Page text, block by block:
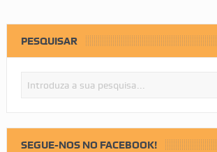
PESQUISAR
SEGUE-NOS NO FACEBOOK!